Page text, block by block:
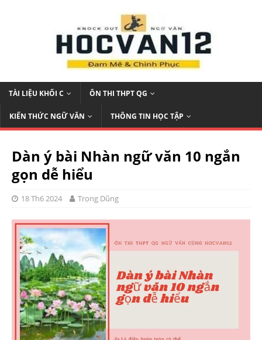
TÀI LIỆU KHỐI C ÔN THI THPT QG
KIẾN THỨC NGỮ VĂN THÔNG TIN HỌC TẬP
Dàn ý bài Nhàn ngữ văn 10 ngắn
gọn dễ hiểu
18 Th6 2024 Trọng Dũng